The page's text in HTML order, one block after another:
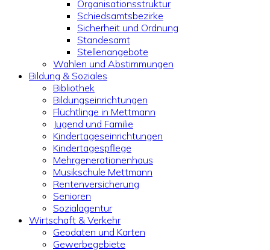
Organisationsstruktur
Schiedsamtsbezirke
Sicherheit und Ordnung
Standesamt
Stellenangebote
Wahlen und Abstimmungen
Bildung & Soziales
Bibliothek
Bildungseinrichtungen
Flüchtlinge in Mettmann
Jugend und Familie
Kindertageseinrichtungen
Kindertagespflege
Mehrgenerationenhaus
Musikschule Mettmann
Rentenversicherung
Senioren
Sozialagentur
Wirtschaft & Verkehr
Geodaten und Karten
Gewerbegebiete